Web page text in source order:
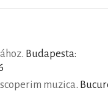
. Budapesta:
muzica.